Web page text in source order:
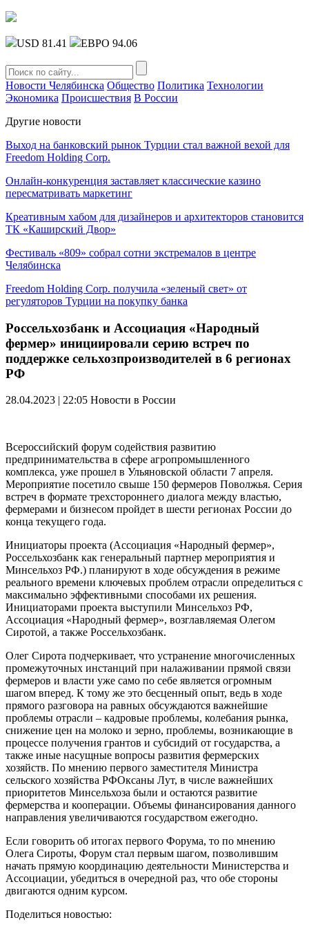
USD 81.41 ЕВРО 94.06
Новости Челябинска Общество Политика Технологии
Экономика Происшествия В России
Другие новости
Выход на банковский рынок Турции стал важной вехой для
Freedom Holding Corp.
Онлайн-конкуренция заставляет классические казино
пересматривать маркетинг
Креативным хабом для дизайнеров и архитекторов становится
ТК «Каширский Двор»
Фестиваль «809» собрал сотни экстремалов в центре
Челябинска
Freedom Holding Corp. получила «зеленый свет» от
регуляторов Турции на покупку банка
Россельхозбанк и Ассоциация «Народный
фермер» инициировали серию встреч по
поддержке сельхозпроизводителей в 6 регионах
РФ
28.04.2023 | 22:05 Новости в России
Всероссийский форум содействия развитию
предпринимательства в сфере агропромышленного
комплекса, уже прошел в Ульяновской области 7 апреля.
Мероприятие посетило свыше 150 фермеров Поволжья. Серия
встреч в формате трехстороннего диалога между властью,
фермерами и бизнесом пройдет в шести регионах России до
конца текущего года.
Инициаторы проекта (Ассоциация «Народный фермер»,
Россельхозбанк как генеральный партнер мероприятия и
Минсельхоз РФ.) планируют в ходе обсуждения в режиме
реального времени ключевых проблем отрасли определиться с
максимально эффективными способами их решения.
Инициаторами проекта выступили Минсельхоз РФ,
Ассоциация «Народный фермер», возглавляемая Олегом
Сиротой, а также Россельхозбанк.
Олег Сирота подчеркивает, что устранение многочисленных
промежуточных инстанций при налаживании прямой связи
фермеров и власти уже само по себе является огромным
шагом вперед. К тому же это бесценный опыт, ведь в ходе
прямого разговора на равных обсуждаются важнейшие
проблемы отрасли – кадровые проблемы, колебания рынка,
снижение цен на молоко и зерно, проблемы, возникающие в
процессе получения грантов и субсидий от государства, а
также иные насущные вопросы развития фермерских
хозяйств. По мнению первого заместителя Министра
сельского хозяйства РФОксаны Лут, в числе важнейших
приоритетов Минсельхоза были и остаются развитие
фермерства и кооперации. Объемы финансирования данного
направления увеличиваются государством ежегодно.
Если говорить об итогах первого Форума, то по мнению
Олега Сироты, Форум стал первым шагом, позволившим
начать прямую координацию деятельности Министерства и
Ассоциации, убедиться в очередной раз, что обе стороны
двигаются одним курсом.
Поделиться новостью: